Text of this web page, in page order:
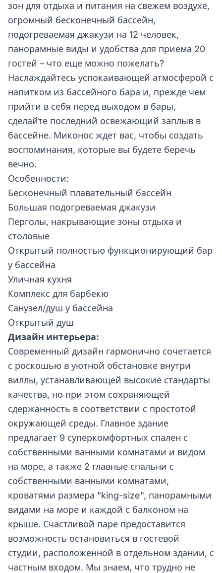
зон для отдыха и питания на свежем воздухе,
огромный бесконечный бассейн,
подогреваемая джакузи на 12 человек,
панорамные виды и удобства для приема 20
гостей – что еще можно пожелать?
Наслаждайтесь успокаивающей атмосферой с
напитком из бассейного бара и, прежде чем
прийти в себя перед выходом в бары,
сделайте последний освежающий заплыв в
бассейне. Миконос ждет вас, чтобы создать
воспоминания, которые вы будете беречь
вечно.
Особенности:
Бесконечный плавательный бассейн
Большая подогреваемая джакузи
Перголы, накрывающие зоны отдыха и
столовые
Открытый полностью функционирующий бар
у бассейна
Уличная кухня
Комплекс для барбекю
Санузел/душ у бассейна
Открытый душ
Дизайн интерьера:
Современный дизайн гармонично сочетается
с роскошью в уютной обстановке внутри
виллы, устанавливающей высокие стандарты
качества, но при этом сохраняющей
сдержанность в соответствии с простотой
окружающей среды. Главное здание
предлагает 9 суперкомфортных спален с
собственными ванными комнатами и видом
на море, а также 2 главные спальни с
собственными ванными комнатами,
кроватями размера "king-size", панорамными
видами на море и каждой с балконом на
крыше. Счастливой паре предоставится
возможность остановиться в гостевой
студии, расположенной в отдельном здании, с
частным входом. Мы знаем, что трудно не